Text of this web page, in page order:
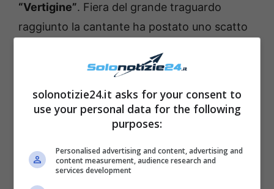
“Vertigine”. Fiera del grande traguardo
raggiunto la cantante ha postato uno scatto
Elodie ha ringraziato con questa foto
solonotizie24.it asks for your consent to
use your personal data for the following
purposes:
Personalised advertising and content, advertising and
content measurement, audience research and
services development